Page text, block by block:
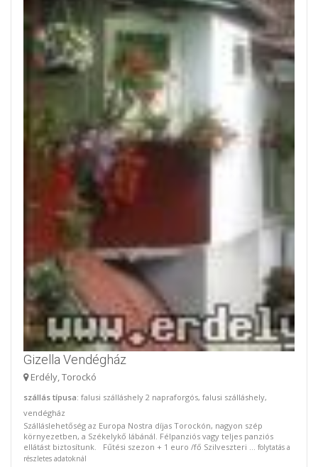
Gizella Vendégház
Erdély, Torockó
szállás típusa: falusi szálláshely 2 napraforgós, falusi szálláshely,
vendégház
Szálláslehetőség az Europa Nostra díjas Torockón, nagyon szép
környezetben, a Székelykő lábánál. Félpanziós vagy teljes panziós
ellátást biztosítunk. Fűtési szezon + 1 euro /fő Szilveszteri ... folytatás a
részletes adatoknál